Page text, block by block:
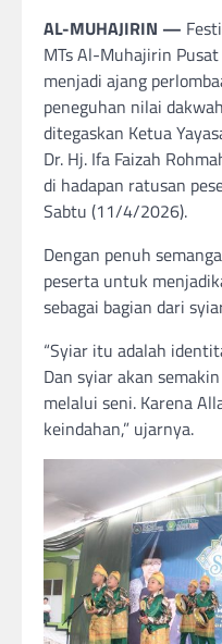
AL-MUHAJIRIN —
MTs Al-Muhajirin
menjadi ajang
peneguhan nilai
ditegaskan Ketua
Dr. Hj. Ifa Faizah
di hadapan ratusan
Sabtu (11/4/2026).
Dengan penuh
peserta untuk
sebagai bagian dari
“Syiar itu adalah
Dan syiar akan
melalui seni. Karena
keindahan,” ujarnya.